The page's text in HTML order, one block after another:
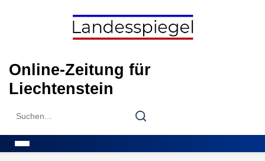
Online-Zeitung für
Liechtenstein
Search
Search